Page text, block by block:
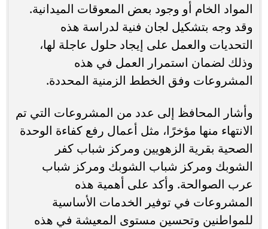
المواد الخام أو وجود بعض المعوقات الميدانية.
وقد وجه بتشكيل لجان فنية لدراسة هذه
التحديات والعمل على إيجاد حلول عاجلة لها،
وذلك لضمان استمرار العمل في هذه
المشروعات وفق الخطط الزمنية المحددة.
وأشار المحافظ إلى عدد من المشروعات التي تم
الانتهاء منها مؤخرًا، مثل أعمال رفع كفاءة الوحدة
الصحية بقرية الزهويين ومركز شباب كفر
الشوبك ومركز شباب الشوبك ومركز شباب
عرب الصوالحة. وأكد على أهمية هذه
المشروعات في توفير الخدمات الأساسية
للمواطنين وتحسين مستوى المعيشة في هذه